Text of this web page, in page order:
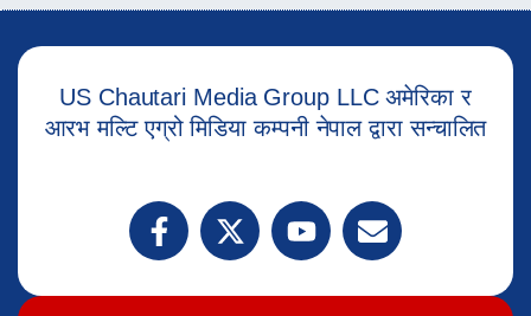
US Chautari Media Group LLC अमेरिका र
आरभ मल्टि एग्रो मिडिया कम्पनी नेपाल द्वारा सन्चालित